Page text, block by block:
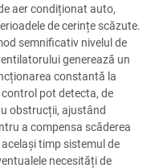
aer condiționat auto,
de cerințe scăzute.
semnificativ nivelul de
generează un
constantă la
pot detecta, de
obstrucții, ajustând
a compensa scăderea
timp sistemul de
necesități de